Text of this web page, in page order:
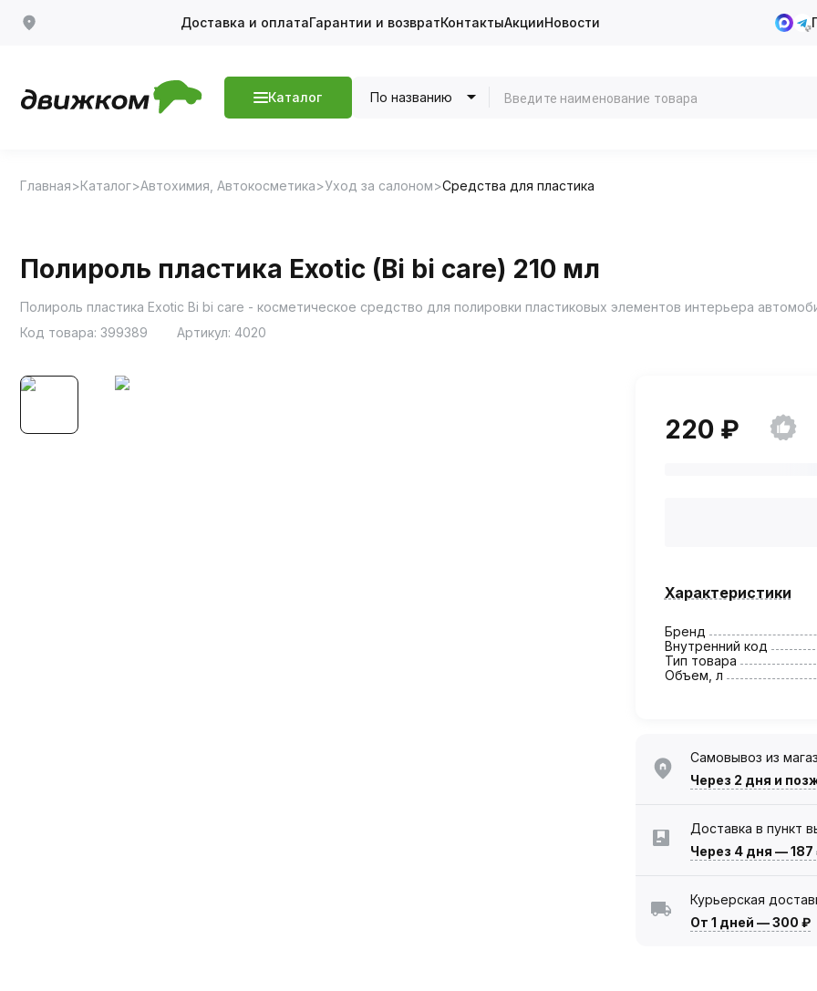
Доставка и оплатаГарантии и возвратКонтактыАкцииНовости
Каталог По названию
Главная Каталог Автохимия, Автокосметика Уход за салоном Средства для пластика
Полироль пластика Exotic (Bi bi care) 210 мл
Полироль пластика Exotic Bi bi care - косметическое средство для полировки пластиковых элементов интерьера
Код товара: 399389 Артикул: 4020
220 ₽
Характеристики
Бренд
Внутренний код
Тип товара
Объем, л
Самовывоз из
Через 2 дня и
Доставка в пункт
Через 4 дня —187
Курьерская
От 1 дней —300 ₽